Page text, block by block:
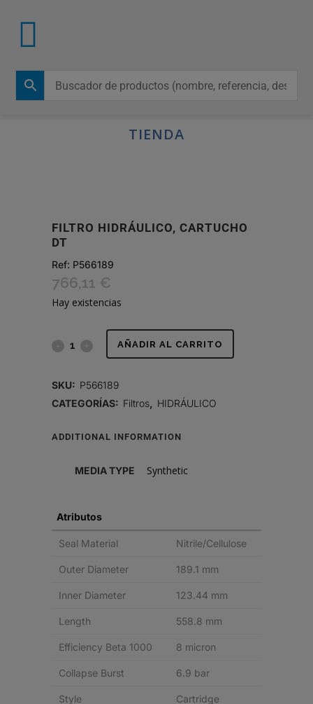
TIENDA
FILTRO HIDRÁULICO, CARTUCHO
DT
Ref: P566189
766,11 €
Hay existencias
FILTRO
CARTUCHO
AÑADIR AL CARRITO
SKU: P566189
CATEGORÍAS: Filtros HIDRÁULICO
ADDITIONAL INFORMATION
MEDIA TYPE Synthetic
Atributos
Seal Material Nitrile/Cellulose
Outer Diameter 189.1 mm
Inner Diameter 123.44 mm
Length 558.8 mm
Efficiency Beta 1000 8 micron
Collapse Burst 6.9 bar
Style Cartridge